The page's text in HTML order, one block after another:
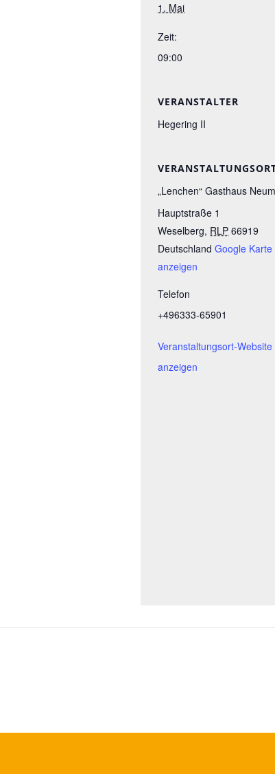
1. Mai
Zeit:
09:00
VERANSTALTER
Hegering II
„Lenchen“ Gasthaus
Hauptstraße 1
Weselberg, RLP 66919
Deutschland Google Karte
anzeigen
Telefon
+496333-65901
Veranstaltungsort-Website
anzeigen